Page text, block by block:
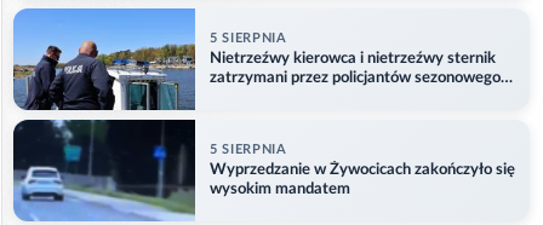
5 SIERPNIA
Nietrzeźwy kierowca i nietrzeźwy sternik
zatrzymani przez policjantów sezonowego
5 SIERPNIA
Wyprzedzanie w Żywocicach zakończyło się
wysokim mandatem